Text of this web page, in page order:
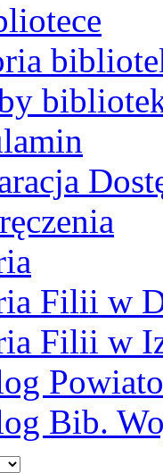
Filii w
Filii w
Bib.